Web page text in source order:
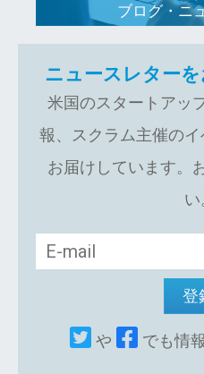
ブログ・ニ
ニュースレター
米国のスタートアッ
報、スクラム主催の
お届けしています。
い
や でも情